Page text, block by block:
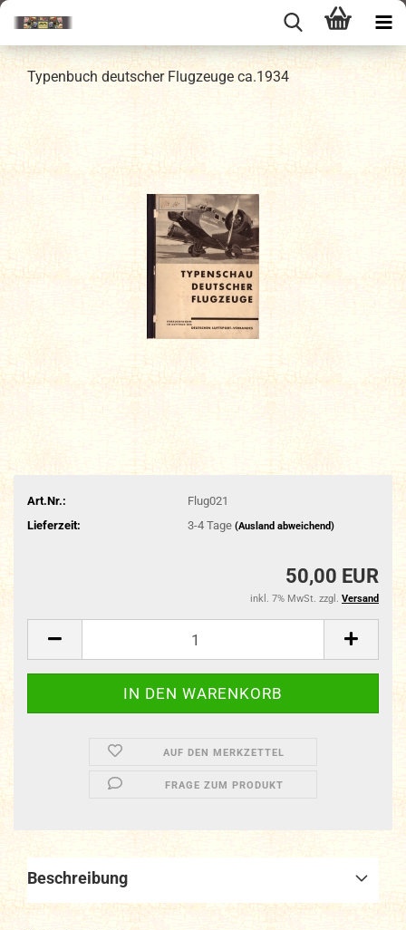
Typenbuch deutscher Flugzeuge ca.1934
Art.Nr.:
Flug021
Lieferzeit:
3-4 Tage (Ausland abweichend)
50,00 EUR
inkl. 7% MwSt. zzgl. Versand
AUF DEN MERKZETTEL
FRAGE ZUM PRODUKT
Beschreibung